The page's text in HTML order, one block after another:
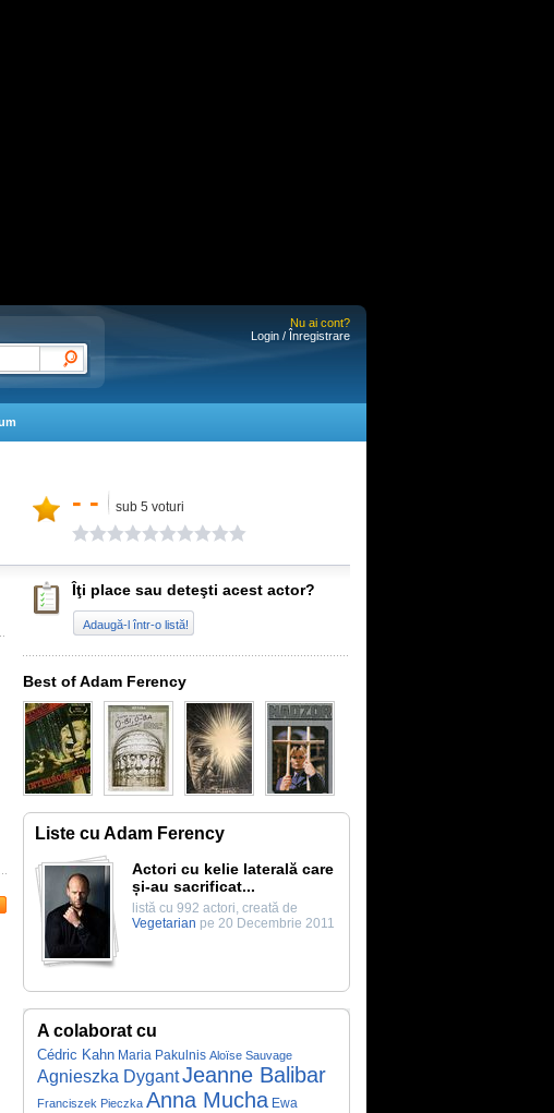
Nu ai cont?
Login / Înregistrare
- - sub 5 voturi
Îţi place sau deteşti acest actor?
Adaugă-l într-o listă!
Best of Adam Ferency
Liste cu Adam Ferency
Actori cu kelie laterală care
și-au sacrificat...
listă cu 992 actori, creată de
Vegetarian pe 20 Decembrie 2011
A colaborat cu
Cédric Kahn Maria Pakulnis Aloïse Sauvage
Agnieszka DygantJeanne Balibar
Franciszek Pieczka Anna Mucha Ewa